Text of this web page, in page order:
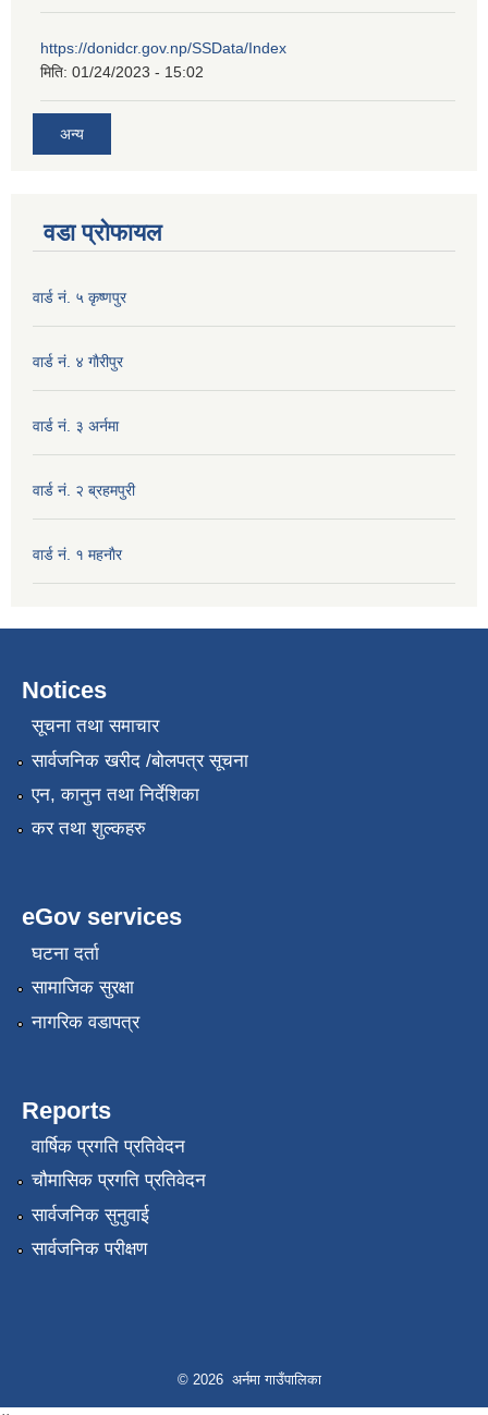
https://donidcr.gov.np/SSData/Index
मिति: 01/24/2023 - 15:02
अन्य
वडा प्रोफायल
वार्ड नं. ५ कृष्णपुर
वार्ड नं. ४ गाैरीपुर
वार्ड नं. ३ अर्नमा
वार्ड नं. २ ब्रहमपुरी
वार्ड नं. १ महनाैर
Notices
सूचना तथा समाचार
सार्वजनिक खरीद /बोलपत्र सूचना
एन, कानुन तथा निर्देशिका
कर तथा शुल्कहरु
eGov services
घटना दर्ता
सामाजिक सुरक्षा
नागरिक वडापत्र
Reports
वार्षिक प्रगति प्रतिवेदन
चौमासिक प्रगति प्रतिवेदन
सार्वजनिक सुनुवाई
सार्वजनिक परीक्षण
© 2026 अर्नमा गाउँपालिका